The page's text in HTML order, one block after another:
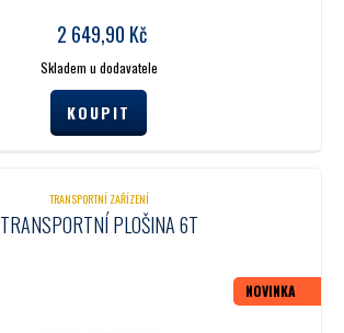
2 649,90 Kč
Skladem u dodavatele
TRANSPORTNÍ ZAŘÍZENÍ
TRANSPORTNÍ PLOŠINA 6T
NOVINKA